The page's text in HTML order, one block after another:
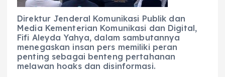
Direktur Jenderal Komunikasi Publik dan
Media Kementerian Komunikasi dan Digital,
Fifi Aleyda Yahya, dalam sambutannya
menegaskan insan pers memiliki peran
penting sebagai benteng pertahanan
melawan hoaks dan disinformasi.